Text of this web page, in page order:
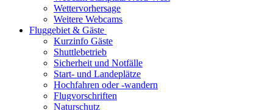
Wettervorhersage
Weitere Webcams
Fluggebiet & Gäste
Kurzinfo Gäste
Shuttlebetrieb
Sicherheit und Notfälle
Start- und Landeplätze
Hochfahren oder -wandern
Flugvorschriften
Naturschutz